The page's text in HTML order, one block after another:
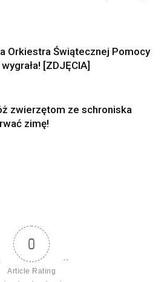
Orkiestra Świątecznej Pomocy
[ZDJĘCIA]
zwierzętom ze schroniska
zimę!
0
Article Rating